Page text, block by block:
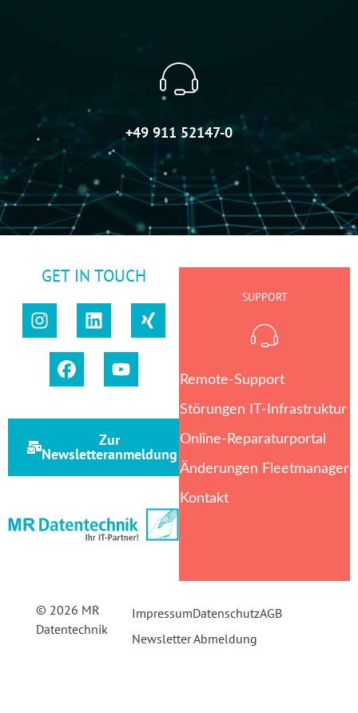
+49 911 52147-0
GET IN TOUCH
Zur
Newsletteranmeldung
SUPPORT
Remote-Support
Störungen IT-Infrastruktur
Online-Reparaturportal
Änderungen Fleetmanager
Kontakt
ImpressumDatenschutzAGB
Newsletter Abmeldung
© 2026 MR
Datentechnik